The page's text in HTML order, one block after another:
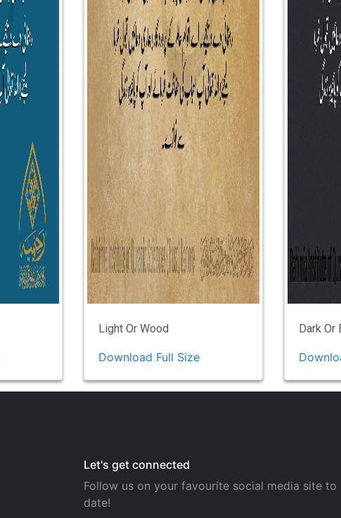
Light Or Wood
Download Full Size
Dark Or
Let's get connected
Follow us on your favourite social media site to
date!